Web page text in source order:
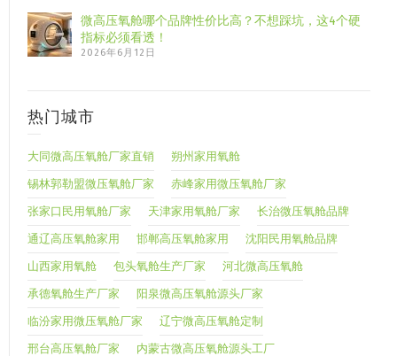
微高压氧舱哪个品牌性价比高？不想踩坑，这4个硬
指标必须看透！
2026年6月12日
热门城市
大同微高压氧舱厂家直销 朔州家用氧舱
锡林郭勒盟微压氧舱厂家 赤峰家用微压氧舱厂家
张家口民用氧舱厂家 天津家用氧舱厂家 长治微压氧舱品牌
通辽高压氧舱家用 邯郸高压氧舱家用 沈阳民用氧舱品牌
山西家用氧舱 包头氧舱生产厂家 河北微高压氧舱
承德氧舱生产厂家 阳泉微高压氧舱源头厂家
临汾家用微压氧舱厂家 辽宁微高压氧舱定制
邢台高压氧舱厂家 内蒙古微高压氧舱源头工厂